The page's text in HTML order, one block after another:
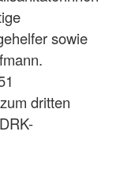
sowie
dritten